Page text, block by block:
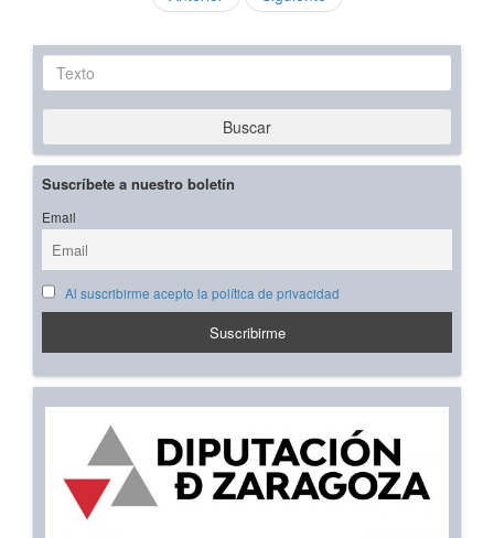
Texto
Buscar
Suscríbete a nuestro boletín
Email
Al suscribirme acepto la política de privacidad